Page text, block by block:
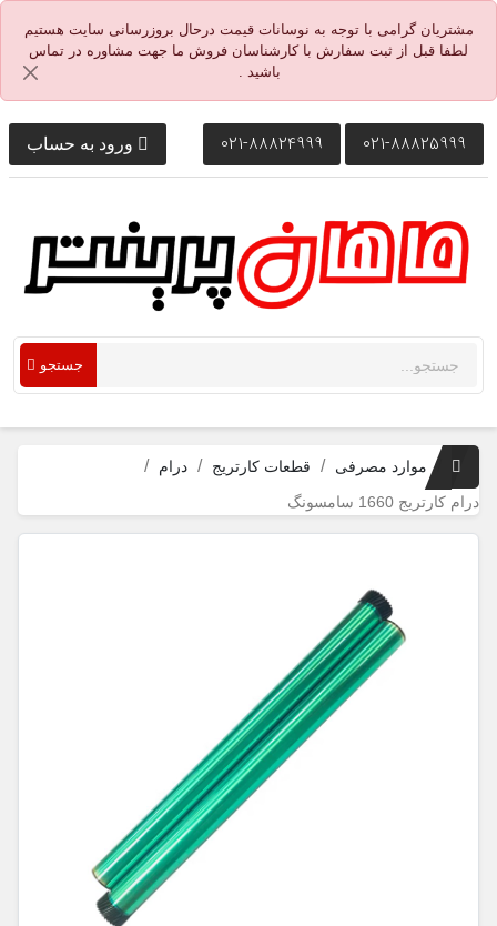
مشتریان گرامی با توجه به نوسانات قیمت درحال بروزرسانی سایت هستیم
لطفا قبل از ثبت سفارش با کارشناسان فروش ما جهت مشاوره در تماس
باشید .
021-88825999
021-88824999 ورود به حساب
جستجو
موارد مصرفی قطعات کارتریج
درام
درام کارتریج 1660 سامسونگ